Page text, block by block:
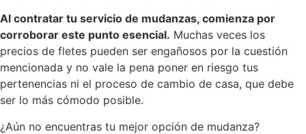
Al contratar tu servicio de mudanzas, comienza por
corroborar este punto esencial. Muchas veces los
precios de fletes pueden ser engañosos por la cuestión
mencionada y no vale la pena poner en riesgo tus
pertenencias ni el proceso de cambio de casa, que debe
ser lo más cómodo posible.
¿Aún no encuentras tu mejor opción de mudanza?